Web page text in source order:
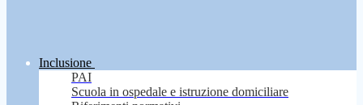
Inclusione
PAI
Scuola in ospedale e istruzione domiciliare